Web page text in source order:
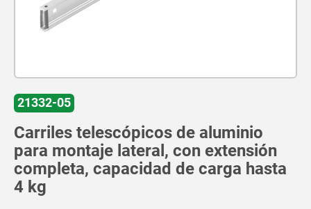
21332-05
Carriles telescópicos de aluminio
para montaje lateral, con extensión
completa, capacidad de carga hasta
4 kg